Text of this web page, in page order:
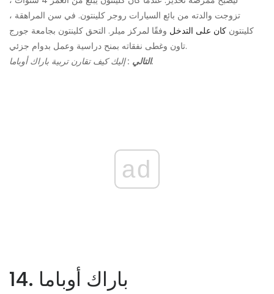
تزوجت والدته من بائع السيارات روجر كلينتون. في سن المراهقة ،
كلينتون كان على التدخل وفقًا لمركز ميلر. التحق كلينتون بجامعة جورج
تاون وغطى نفقاته بمنح دراسية وعمل بدوام جزئي.
التالي: إليك كيف تقارن تربية باراك أوباما.
ad
14. باراك أوباما